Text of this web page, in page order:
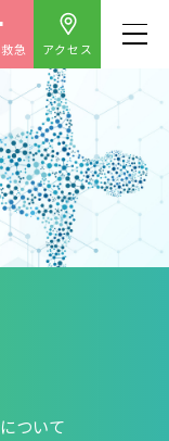
急 アクセス
ついて